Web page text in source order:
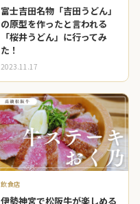
富士吉田名物「吉田うどん」
の原型を作ったと言われる
「桜井うどん」に行ってみ
た！
2023.11.17
飲食店
伊勢神宮で松阪牛が楽しめる